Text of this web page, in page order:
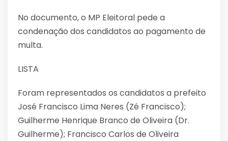
No documento, o MP Eleitoral pede a
condenação dos candidatos ao pagamento de
multa.
LISTA
Foram representados os candidatos a prefeito
José Francisco Lima Neres (Zé Francisco);
Guilherme Henrique Branco de Oliveira (Dr.
Guilherme); Francisco Carlos de Oliveira